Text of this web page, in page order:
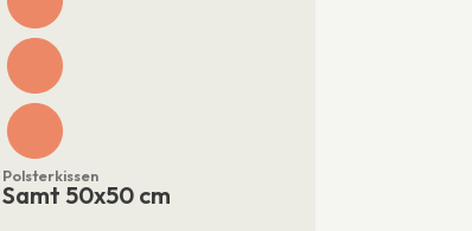
Polsterkissen
Samt 50x50 cm